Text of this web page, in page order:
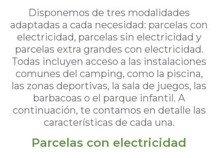
Disponemos de tres modalidades
adaptadas a cada necesidad: parcelas con
electricidad, parcelas sin electricidad y
parcelas extra grandes con electricidad.
Todas incluyen acceso a las instalaciones
comunes del camping, como la piscina,
las zonas deportivas, la sala de juegos, las
barbacoas o el parque infantil. A
continuación, te contamos en detalle las
características de cada una.
Parcelas con electricidad